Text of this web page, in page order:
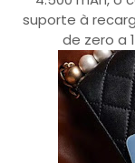
suporte à
de zero a